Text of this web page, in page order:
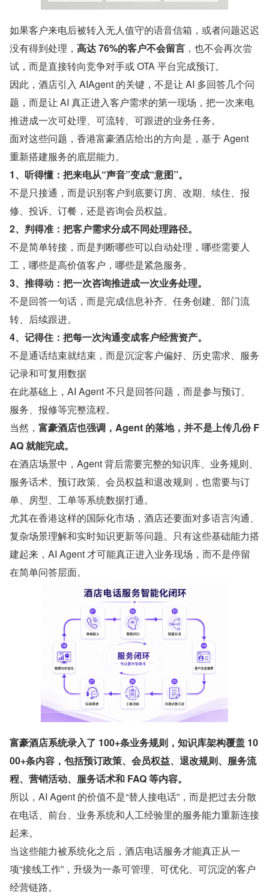
如果客户来电后被转入无人值守的语音信箱，或者问题迟迟
没有得到处理， 高达 76%的客户不会留言 ，也不会再次尝
试，而是直接转向竞争对手或 OTA 平台完成预订。
因此，酒店引入 AIAgent 的关键，不是让 AI 多回答几个问
题，而是让 AI 真正进入客户需求的第一现场，把一次来电
推进成一次可处理、可流转、可跟进的业务任务。
面对这些问题，香港富豪酒店给出的方向是，基于 Agent
重新搭建服务的底层能力。
1、听得懂：把来电从“声音”变成“意图”。
不是只接通，而是识别客户到底要订房、改期、续住、报
修、投诉、订餐，还是咨询会员权益。
2、判得准：把客户需求分成不同处理路径。
不是简单转接，而是判断哪些可以自动处理，哪些需要人
工，哪些是高价值客户，哪些是紧急服务。
3、推得动：把一次咨询推进成一次业务处理。
不是回答一句话，而是完成信息补齐、任务创建、部门流
转、后续跟进。
4、记得住：把每一次沟通变成客户经营资产。
不是通话结束就结束，而是沉淀客户偏好、历史需求、服务
记录和可复用数据
在此基础上，AI Agent 不只是回答问题，而是参与预订、
服务、报修等完整流程。
当然， 富豪酒店也强调，Agent 的落地，并不是上传几份 F
AQ 就能完成。
在酒店场景中，Agent 背后需要完整的知识库、业务规则、
服务话术、预订政策、会员权益和退改规则，也需要与订
单、房型、工单等系统数据打通。
尤其在香港这样的国际化市场，酒店还要面对多语言沟通、
复杂场景理解和实时知识更新等问题。只有这些基础能力搭
建起来，AI Agent 才可能真正进入业务现场，而不是停留
在简单问答层面。
富豪酒店系统录入了 100+条业务规则，知识库架构覆盖 10
00+条内容，包括预订政策、会员权益、退改规则、服务流
程、营销活动、服务话术和 FAQ 等内容。
所以，AI Agent 的价值不是“替人接电话”，而是把过去分散
在电话、前台、业务系统和人工经验里的服务能力重新连接
起来。
当这些能力被系统化之后，酒店电话服务才能真正从一
项“接线工作”，升级为一条可管理、可优化、可沉淀的客户
经营链路。